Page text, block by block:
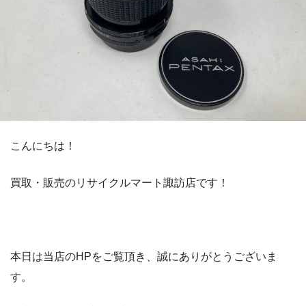
こんにちは！
買取・販売のリサイクルマート諏訪店です！
本日は当店のHPをご覧頂き、誠にありがとうございま
す。